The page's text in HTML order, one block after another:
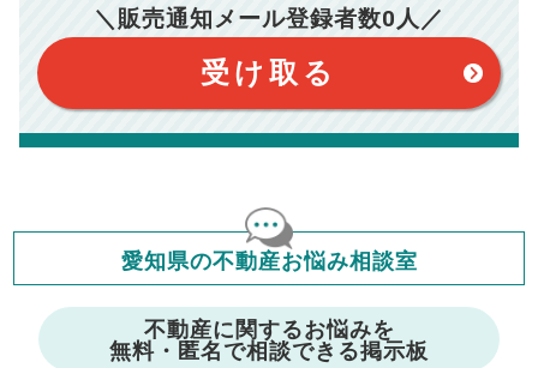
このシミュレーターは元利均等返済方式で試算しています。
このシミュレーターは、四捨五入にて計算しております。
このシミュレーターはお借り入れの全期間で金利が変わらない設
このシミュレーターでの結果は、お借り入れを保証するものでは
ありません。
会員マイページでは
修繕費・管理費の計算もできます
おります。（物件価格×3%＋6万円＋消費税）
＼販売通知メール登録者数0 人／
受け取る
愛知県の不動産お悩み相談室
不動産に関するお悩みを
無料・匿名で相談できる掲示板